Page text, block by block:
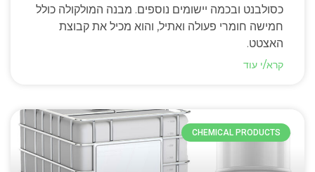
כסולבנט ובכמה יישומים נוספים. מבנה המולקולה כולל
חמישה חומרי פעולה ואתיל, והוא מכיל את קבוצת
האצטט.
קרא/י עוד
CHEMICAL PRODUCTS